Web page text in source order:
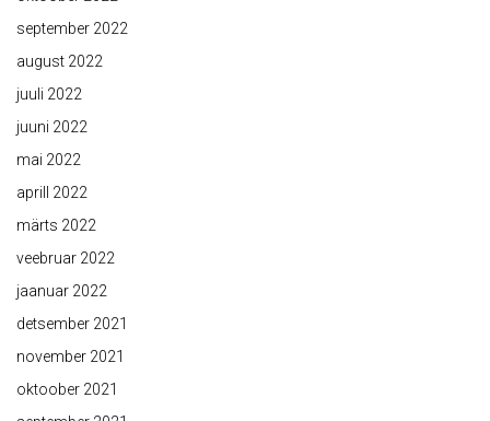
september 2022
august 2022
juuli 2022
juuni 2022
mai 2022
aprill 2022
märts 2022
veebruar 2022
jaanuar 2022
detsember 2021
november 2021
oktoober 2021